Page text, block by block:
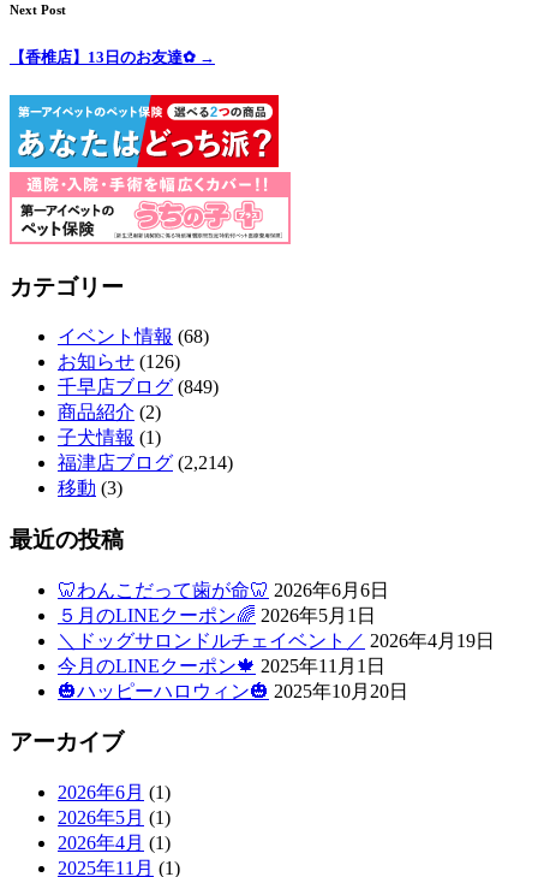
Next Post
【香椎店】13日のお友達✿ →
カテゴリー
イベント情報 (68)
お知らせ (126)
千早店ブログ (849)
商品紹介 (2)
子犬情報 (1)
福津店ブログ (2,214)
移動 (3)
最近の投稿
🦷わんこだって歯が命🦷 2026年6月6日
５月のLINEクーポン🌈 2026年5月1日
＼ドッグサロンドルチェイベント／ 2026年4月19日
今月のLINEクーポン🍁 2025年11月1日
🎃ハッピーハロウィン🎃 2025年10月20日
アーカイブ
2026年6月 (1)
2026年5月 (1)
2026年4月 (1)
2025年11月 (1)